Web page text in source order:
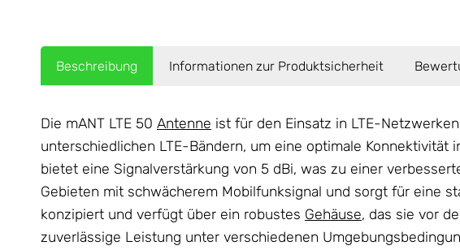
Beschreibung Informationen zur Produktsicherheit
Die mANT LTE 50 Antenne ist für den Einsatz in LTE-
unterschiedlichen LTE-Bändern, um eine optimale
bietet eine Signalverstärkung von 5 dBi, was zu einer
Gebieten mit schwächerem Mobilfunksignal und sorgt für eine
konzipiert und verfügt über ein robustes Gehäuse, das sie vor
zuverlässige Leistung unter verschiedenen